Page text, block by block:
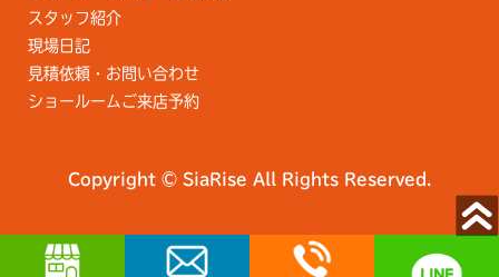
スタッフ紹介
現場日記
見積依頼・お問い合わせ
ショールームご来店予約
Copyright © SiaRise All Rights Reserved.